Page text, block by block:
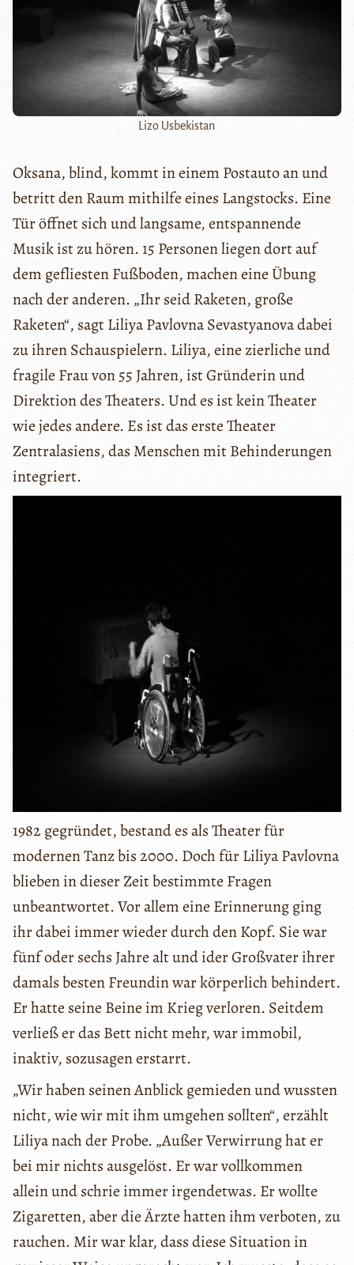
Lizo Usbekistan
Oksana, blind, kommt in einem Postauto an und
betritt den Raum mithilfe eines Langstocks. Eine
Tür öffnet sich und langsame, entspannende
Musik ist zu hören. 15 Personen liegen dort auf
dem gefliesten Fußboden, machen eine Übung
nach der anderen. „Ihr seid Raketen, große
Raketen“, sagt Liliya Pavlovna Sevastyanova dabei
zu ihren Schauspielern. Liliya, eine zierliche und
fragile Frau von 55 Jahren, ist Gründerin und
Direktion des Theaters. Und es ist kein Theater
wie jedes andere. Es ist das erste Theater
Zentralasiens, das Menschen mit Behinderungen
integriert.
1982 gegründet, bestand es als Theater für
modernen Tanz bis 2000. Doch für Liliya Pavlovna
blieben in dieser Zeit bestimmte Fragen
unbeantwortet. Vor allem eine Erinnerung ging
ihr dabei immer wieder durch den Kopf. Sie war
fünf oder sechs Jahre alt und ider Großvater ihrer
damals besten Freundin war körperlich behindert.
Er hatte seine Beine im Krieg verloren. Seitdem
verließ er das Bett nicht mehr, war immobil,
inaktiv, sozusagen erstarrt.
„Wir haben seinen Anblick gemieden und wussten
nicht, wie wir mit ihm umgehen sollten“, erzählt
Liliya nach der Probe. „Außer Verwirrung hat er
bei mir nichts ausgelöst. Er war vollkommen
allein und schrie immer irgendetwas. Er wollte
Zigaretten, aber die Ärzte hatten ihm verboten, zu
rauchen. Mir war klar, dass diese Situation in